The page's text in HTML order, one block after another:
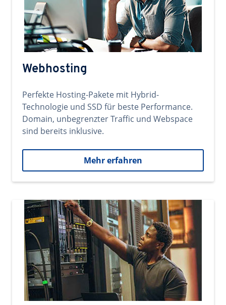
Webhosting
Perfekte Hosting-Pakete mit Hybrid-
Technologie und SSD für beste Performance.
Domain, unbegrenzter Traffic und Webspace
sind bereits inklusive.
Mehr erfahren